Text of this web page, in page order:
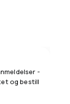
-
og bestill